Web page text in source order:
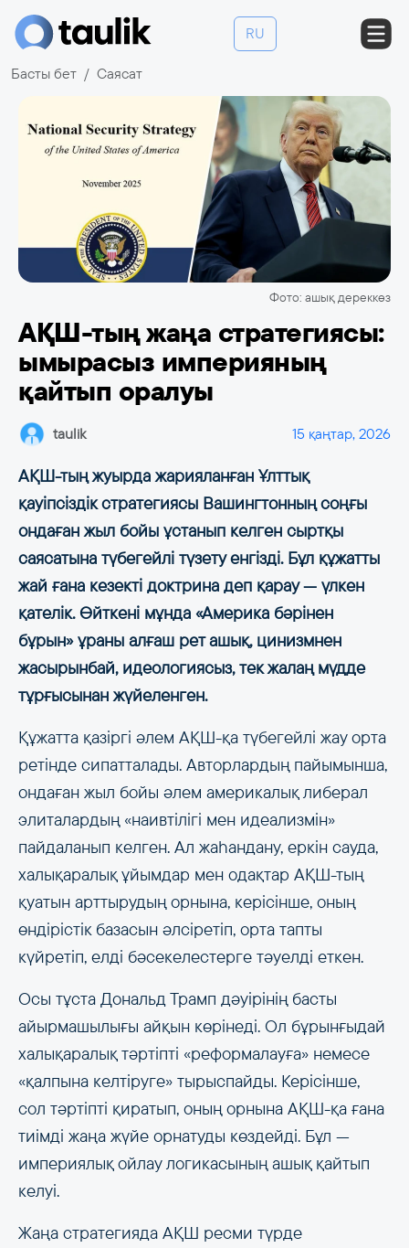
RU
Басты бет Саясат
Фото: ашық дереккөз
АҚШ-тың жаңа стратегиясы:
ымырасыз империяның
қайтып оралуы
taulik 15 қаңтар, 2026
АҚШ-тың жуырда жарияланған Ұлттық
қауіпсіздік стратегиясы Вашингтонның соңғы
ондаған жыл бойы ұстанып келген сыртқы
саясатына түбегейлі түзету енгізді. Бұл құжатты
жай ғана кезекті доктрина деп қарау — үлкен
қателік. Өйткені мұнда «Америка бәрінен
бұрын» ұраны алғаш рет ашық, цинизмнен
жасырынбай, идеологиясыз, тек жалаң мүдде
тұрғысынан жүйеленген.
Құжатта қазіргі әлем АҚШ-қа түбегейлі жау орта
ретінде сипатталады. Авторлардың пайымынша,
ондаған жыл бойы әлем америкалық либерал
элиталардың «наивтілігі мен идеализмін»
пайдаланып келген. Ал жаһандану, еркін сауда,
халықаралық ұйымдар мен одақтар АҚШ-тың
қуатын арттырудың орнына, керісінше, оның
өндірістік базасын әлсіретіп, орта тапты
күйретіп, елді бәсекелестерге тәуелді еткен.
Осы тұста Дональд Трамп дәуірінің басты
айырмашылығы айқын көрінеді. Ол бұрынғыдай
халықаралық тәртіпті «реформалауға» немесе
«қалпына келтіруге» тырыспайды. Керісінше,
сол тәртіпті қиратып, оның орнына АҚШ-қа ғана
тиімді жаңа жүйе орнатуды көздейді. Бұл —
империялық ойлау логикасының ашық қайтып
келуі.
Жаңа стратегияда АҚШ ресми түрде